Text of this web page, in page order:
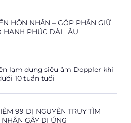
HÔN NHÂN – GÓP PHẦN GIỮ
HẠNH PHÚC DÀI LÂU
lạm dụng siêu âm Doppler khi
10 tuần tuổi
99 DỊ NGUYÊN TRUY TÌM
NHÂN GÂY DỊ ỨNG